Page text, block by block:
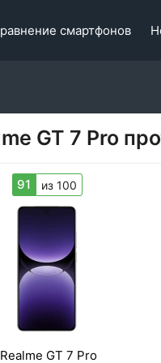
смартфонов
GT 7 Pro
91 из 100
Realme GT 7 Pro